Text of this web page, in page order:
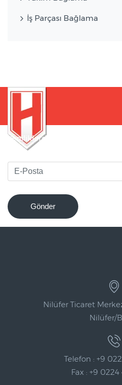
İş Parçası Bağlama
Yeniliklerden haberdar
Gönder
Nilüfer Ticaret
Nilüfer/
Telefon : +9
Fax : +9